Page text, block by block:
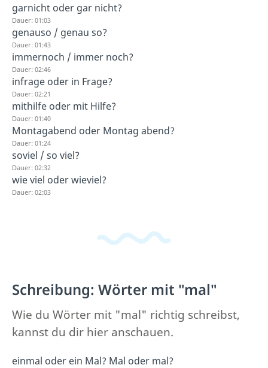
garnicht oder gar nicht?
Dauer: 01:03
genauso / genau so?
Dauer: 01:43
immernoch / immer noch?
Dauer: 02:46
infrage oder in Frage?
Dauer: 02:21
mithilfe oder mit Hilfe?
Dauer: 01:40
Montagabend oder Montag abend?
Dauer: 01:24
soviel / so viel?
Dauer: 02:32
wie viel oder wieviel?
Dauer: 02:03
Schreibung: Wörter mit "mal"
Wie du Wörter mit "mal" richtig schreibst,
kannst du dir hier anschauen.
einmal oder ein Mal? Mal oder mal?